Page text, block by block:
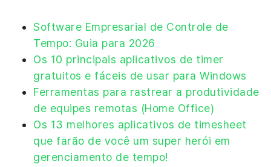
Software Empresarial de Controle de
Tempo: Guia para 2026
Os 10 principais aplicativos de timer
gratuitos e fáceis de usar para Windows
Ferramentas para rastrear a produtividade
de equipes remotas (Home Office)
Os 13 melhores aplicativos de timesheet
que farão de você um super herói em
gerenciamento de tempo!